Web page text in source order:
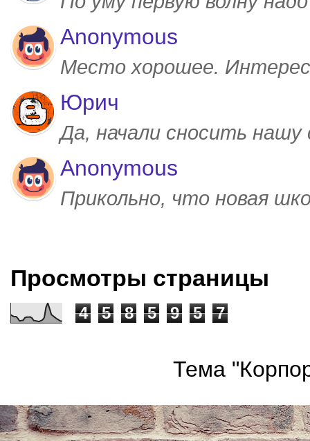
Anonymous
Место хорошее.
Юрич
Да, начали сносить
Anonymous
Прикольно, что новая
Просмотры страницы
4 5 8 5 9 5 7
Тема